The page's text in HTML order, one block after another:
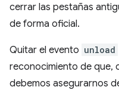
cerrar las pestañas
de forma oficial.
Quitar el evento unload
reconocimiento de que,
debemos asegurarnos